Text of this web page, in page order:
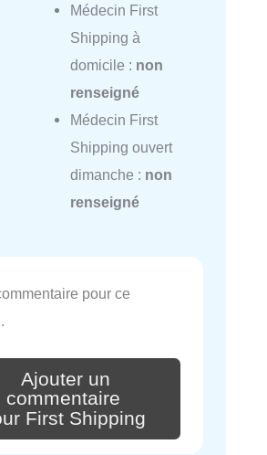
Médecin First
Shipping à
domicile : non
renseigné
Médecin First
Shipping ouvert
dimanche : non
renseigné
pour ce
Ajouter un
commentaire
First Shipping